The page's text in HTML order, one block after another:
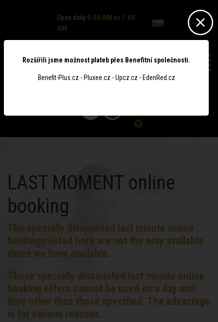
Open daily 9:00 AM to 1:00
AM
LAST MOMENT online
booking
The specially discounted last minute online
bookings listed here are not the only available
dates we have available.
These specially discounted last minute online
booking offers cannot be used on a day and
time other than those specified. The advantage
is for various reasons.
Rozšířili jsme možnost plateb přes Benefitní společnosti.
Benefit-Plus.cz - Pluxee.cz - Upcz.cz - EdenRed.cz